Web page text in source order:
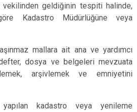
geldiğinin tespiti halinde,
Kadastro Müdürlüğüne veya
mallara ait ana ve yardımcı
dosya ve belgeleri mevzuata
arşivlemek ve emniyetini
kadastro veya yenileme